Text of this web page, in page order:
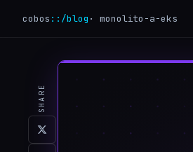
cobos :: /blog ·monolito-a-eks
SHARE